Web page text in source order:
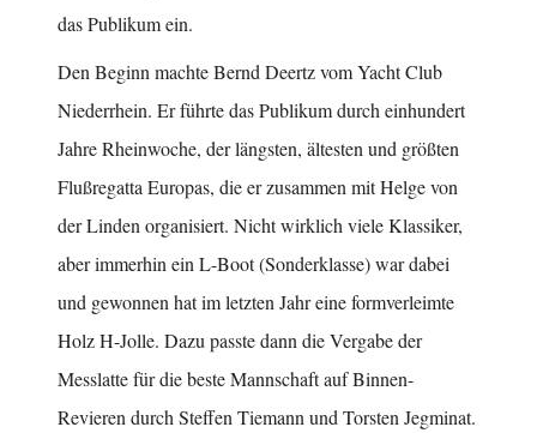
das Publikum ein.
Den Beginn machte Bernd Deertz vom Yacht Club
Niederrhein. Er führte das Publikum durch einhundert
Jahre Rheinwoche, der längsten, ältesten und größten
Flußregatta Europas, die er zusammen mit Helge von
der Linden organisiert. Nicht wirklich viele Klassiker,
aber immerhin ein L-Boot (Sonderklasse) war dabei
und gewonnen hat im letzten Jahr eine formverleimte
Holz H-Jolle. Dazu passte dann die Vergabe der
Messlatte für die beste Mannschaft auf Binnen-
Revieren durch Steffen Tiemann und Torsten Jegminat.